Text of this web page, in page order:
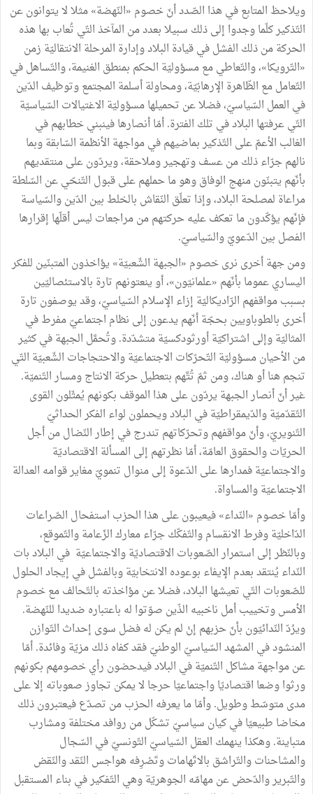
ويلاحظ المتابعفي هذا الصّددأنّخصوم «النّهضة»مثلالايتوانونعن
التّذكيركلّماوجدوا إلىذلك سبيلابعددمن المآخذالتّي تُعاب بها هذه
الحركةمنذلك الفشلفيقيادة البلادوإدارة المرحلة الانتقاليّة زمن
«التّرويكا»،والتّعاطيمعمسؤوليّة الحكم بمنطق الغنيمة،والتّساهلفي
التّعاملمع الظّاهرة الإرهابّيّة،ومحاولةأسلمة المجتمعوتوظيف الدّين
في العمل السّياسيّ،فضلاعن تحميلهامسؤوليّة الاغتيالات السّياسيّة
التّيعرفتها البلادفي تلك الفترة.أمّاأنصارهافينبنيخطابهمفي
الغالب الأعمّعلى التّذكيربماضيهمفيمواجهة الأنظمة السّابقةوبما
نالهمجرّاءذلكمنعسفوتهجيروملاحقة،ويردّونعلىمنتقديهم
بأنّهم يتبنّونمنهج الوفاقوهوماحملهمعلىقبول التّنحّيعن السّلطة
مراعاة لمصلحة البلاد،وإذا تعلّق النّقاش بالخلط بين الدّينوالسّياسة
فإنّهم يؤكّدونما تعكفعليهحركتهممنمراجعات ليسأقلّها إقرارها
الفصل بين الدّعويّوالسّياسيّ.
ومنجهةأخرى نرىخصوم «الجبهة الشّعبيّة» يؤاخذون المتبنّين للفكر
اليساريعموما بأنّهم «علمانيّون»،أوينعتونهم تارة بالاستئصاليّين
بسببمواقفهم الرّاديكاليّة إزاء الإسلام السّياسيّ،وقديوصفون تارة
أخرى بالطوباويين بحجّةأنّهم يدعون إلى نظام اجتماعيّمفرطفي
المثاليّةوإلى اشتراكيّةأورثودكسيّةمتشدّدة.وتُحمَّل الجبهةفيكثير
من الأحيانمسؤوليّة التّحرّكات الاجتماعيّةوالاحتجاجات الشّعبيّة التّي
تنجم هناأوهناك،ومن ثمّ تُتَّهم بتعطيلحركة الانتاجومسارالتّنميّة.
غيرأنّأنصارالجبهة يردّونعلى هذا الموقف بكونهم يُمثّلون القوى
التّقدّميّةوالدّيمقراطيّةفي البلادويحملون لواء الفكرالحداثيّ
التّنويريّ،وأنّمواقفهموتحرّكاتهم تندرجفي إطارالنّضالمنأجل
الحريّاتوالحقوق العامّة،أمّا نظرتهم إلى المسألة الاقتصاديّة
والاجتماعيّةفمدارهاعلى الدّعوة إلىمنوال تنمويّمغايرقوامه العدالة
الاجتماعيّةوالمساواة.
وأمّاخصوم «النّداء»فيعيبونعلى هذا الحزب استفحال الصّراعات
الدّاخليّةوفرط الانقساموالتّفكّكجرّاءمعاركالزّعامةوالتّموقع،
وبالنّظرإلى استمرارالصّعوبات الاقتصاديّةوالاجتماعيّة في البلادبات
النّداء يُنتقدبعدم الإيفاء بوعوده الانتخابيّةوبالفشلفي إيجادالحلول
للصّعوبات التّي تعيشها البلاد،فضلاعنمؤاخذته بالتّحالفمعخصوم
الأمسوتخييبأمل ناخبيه الذّين صوّتوا له باعتباره ضديدا للنّهضة.
ويرُدّالنّدائيّون بأنّحزبهم إنْ لم يكن لهفضل سوى إحداث التّوازن
المنشودفي المشهدالسّياسيّ الوطنيّفقدكفاهذلكمزيّةوفائدة.أمّا
عنمواجهةمشاكل التّنميّةفي البلادفيدحضون رأيخصومهم بكونهم
ورثواوضعا اقتصاديّاواجتماعيّاحرجا لايمكن تجاوزصعوباته إلاعلى
مدىمتوسّطوطويل.وأمّاما يعرفه الحزبمن تصدّعفيعتبرونذلك
مخاضا طبيعيّافيكيان سياسيّ تشكّلمن روافدمختلفةومشارب
متباينة.وهكذا ينهمك العقل السّياسيّ التّونسيّفي السّجال
والمشاحناتوالتّراشق بالاتّهاماتوتَصْرِفه هواجس النّقدوالنّقض
والتّبريروالدّحضعنمهامّه الجوهريّةوهي التّفكيرفي بناء المستقبل